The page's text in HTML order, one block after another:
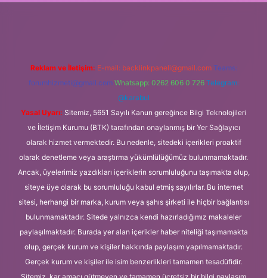
Reklam ve İletişim: E-mail: backlinkpaneli@gmail.com Teams:
forumhizmeti@gmail.com Whatsapp: 0262 606 0 726 Telegram:
@karabul
Yasal Uyarı: Sitemiz, 5651 Sayılı Kanun gereğince Bilgi Teknolojileri
ve İletişim Kurumu (BTK) tarafından onaylanmış bir Yer Sağlayıcı
olarak hizmet vermektedir. Bu nedenle, sitedeki içerikleri proaktif
olarak denetleme veya araştırma yükümlülüğümüz bulunmamaktadır.
Ancak, üyelerimiz yazdıkları içeriklerin sorumluluğunu taşımakta olup,
siteye üye olarak bu sorumluluğu kabul etmiş sayılırlar. Bu internet
sitesi, herhangi bir marka, kurum veya şahıs şirketi ile hiçbir bağlantısı
bulunmamaktadır. Sitede yalnızca kendi hazırladığımız makaleler
paylaşılmaktadır. Burada yer alan içerikler haber niteliği taşımamakta
olup, gerçek kurum ve kişiler hakkında paylaşım yapılmamaktadır.
Gerçek kurum ve kişiler ile isim benzerlikleri tamamen tesadüfidir.